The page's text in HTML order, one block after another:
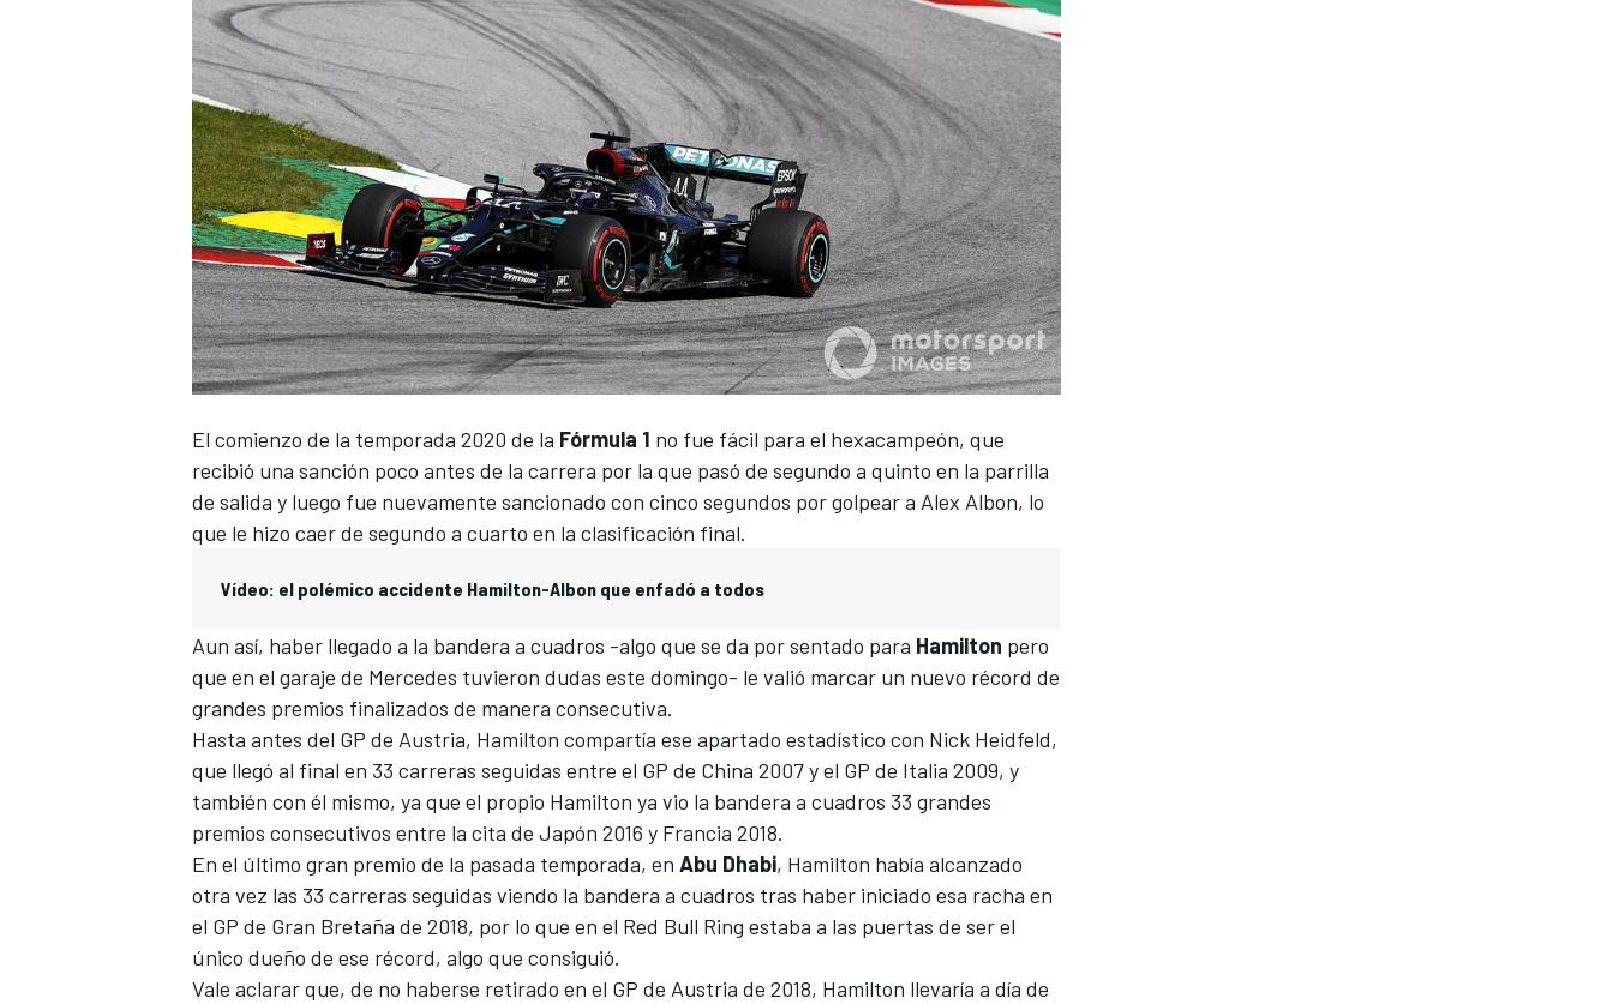
WEC FÓRMULA E
El comienzo de la temporada 2020 de la Fórmula 1 no fue fácil para el hexacampeón, que
recibió una sanción poco antes de la carrera por la que pasó de segundo a quinto en la parrilla
de salida y luego fue nuevamente sancionado con cinco segundos por golpear a Alex Albon, lo
que le hizo caer de segundo a cuarto en la clasificación final.
Vídeo: el polémico accidente Hamilton-Albon que enfadó a todos
Aun así, haber llegado a la bandera a cuadros -algo que se da por sentado para Hamilton pero
que en el garaje de Mercedes tuvieron dudas este domingo- le valió marcar un nuevo récord de
grandes premios finalizados de manera consecutiva.
Hasta antes del GP de Austria, Hamilton compartía ese apartado estadístico con Nick Heidfeld,
que llegó al final en 33 carreras seguidas entre el GP de China 2007 y el GP de Italia 2009, y
también con él mismo, ya que el propio Hamilton ya vio la bandera a cuadros 33 grandes
premios consecutivos entre la cita de Japón 2016 y Francia 2018.
En el último gran premio de la pasada temporada, en Abu Dhabi, Hamilton había alcanzado
otra vez las 33 carreras seguidas viendo la bandera a cuadros tras haber iniciado esa racha en
el GP de Gran Bretaña de 2018, por lo que en el Red Bull Ring estaba a las puertas de ser el
único dueño de ese récord, algo que consiguió.
Vale aclarar que, de no haberse retirado en el GP de Austria de 2018, Hamilton llevaría a día de